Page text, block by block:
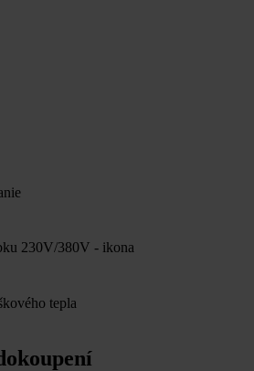
230V/380V - ikona
tepla